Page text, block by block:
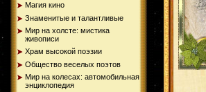
Магия кино
Знаменитые и талантливые
Мир на холсте: мистика
живописи
Храм высокой поэзии
Общество веселых поэтов
Мир на колесах: автомобильная
энциклопедия